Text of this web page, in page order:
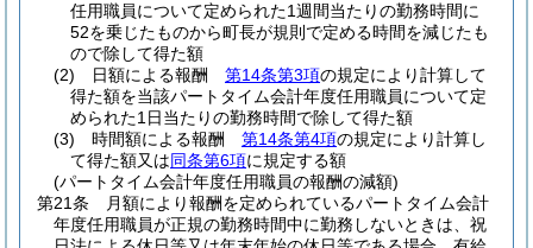
任用職員について定められた1週間当たりの勤務時間に
52を乗じたものから町長が規則で定める時間を減じたも
ので除して得た額
(2)
日額による報酬 第14条第3項の規定により計算して
得た額を当該パートタイム会計年度任用職員について定
められた1日当たりの勤務時間で除して得た額
(3)
時間額による報酬 第14条第4項の規定により計算し
て得た額又は同条第6項に規定する額
(パートタイム会計年度任用職員の報酬の減額)
第21条
月額により報酬を定められているパートタイム会計
年度任用職員が正規の勤務時間中に勤務しないときは、祝